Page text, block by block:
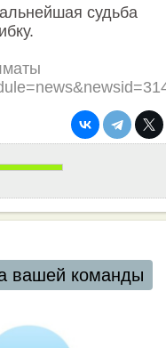
судьба
вашей команды